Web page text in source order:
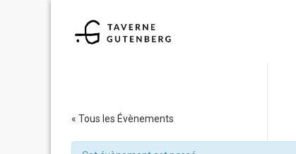
« Tous les Évènements